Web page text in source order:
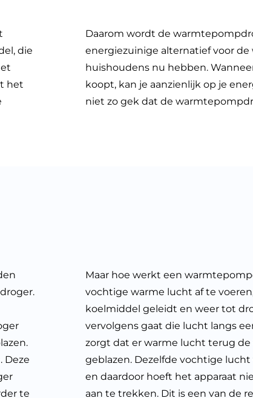
die
het
Daarom wordt de
energiezuinige alternatief voor
huishoudens nu hebben.
koopt, kan je aanzienlijk op je
niet zo gek dat de
Deze
te
Maar hoe werkt een
vochtige warme lucht af te
koelmiddel geleidt en weer tot
vervolgens gaat die lucht langs
zorgt dat er warme lucht terug
geblazen. Dezelfde vochtige
en daardoor hoeft het apparaat
aan te trekken. Dit is een van de